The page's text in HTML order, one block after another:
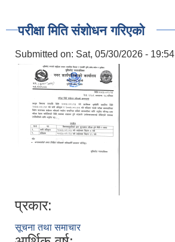
परीक्षा मिति संशोधन गरिएको
Submitted on: Sat, 05/30/2026 - 19:54
प्रकार:
सूचना तथा समाचार